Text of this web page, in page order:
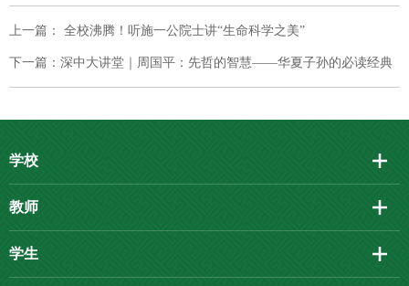
上一篇： 全校沸腾！听施一公院士讲“生命科学之美”
下一篇：深中大讲堂｜周国平：先哲的智慧——华夏子孙的必读经典
学校
教师
学生